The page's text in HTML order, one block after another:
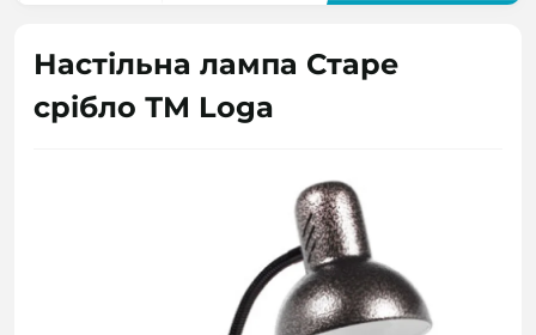
Настільна лампа Старе
срібло ТМ Loga